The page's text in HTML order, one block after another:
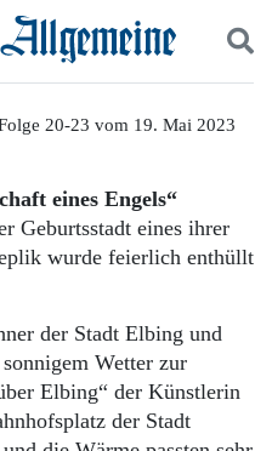
20-23 vom 19. Mai 2023
eines Engels“
Geburtsstadt eines ihrer
wurde feierlich enthüllt
der Stadt Elbing und
Wetter zur
Elbing“ der Künstlerin
der Stadt